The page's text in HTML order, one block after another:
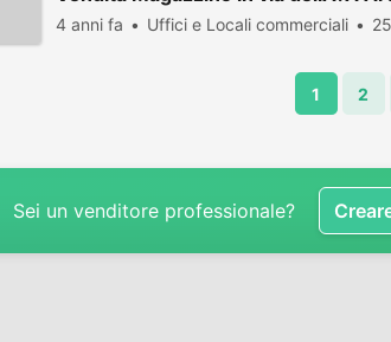
4 anni fa Uffici e Locali commerciali
1 2
Sei un venditore professionale?